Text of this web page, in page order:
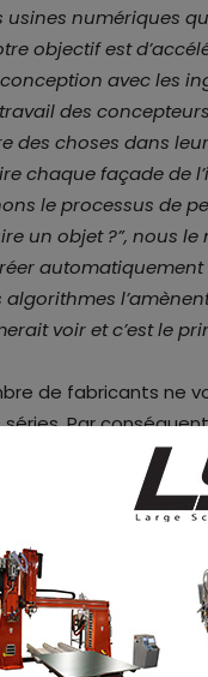
usines numériques
objectif est
avec les
travail des
des choses dans
chaque façade de
le processus de
un objet ?”, nous
voir et c’est le
de fabricants ne
Par
processus de
masse et veut le
nécessiter la
avancé que
financièrement et